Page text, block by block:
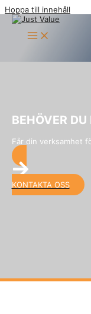
Hoppa till innehåll
BEHÖVER
Får din verksamhet
KONTAKTA OSS